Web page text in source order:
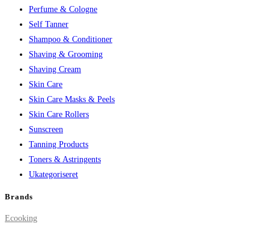
Perfume & Cologne
Self Tanner
Shampoo & Conditioner
Shaving & Grooming
Shaving Cream
Skin Care
Skin Care Masks & Peels
Skin Care Rollers
Sunscreen
Tanning Products
Toners & Astringents
Ukategoriseret
Brands
Ecooking